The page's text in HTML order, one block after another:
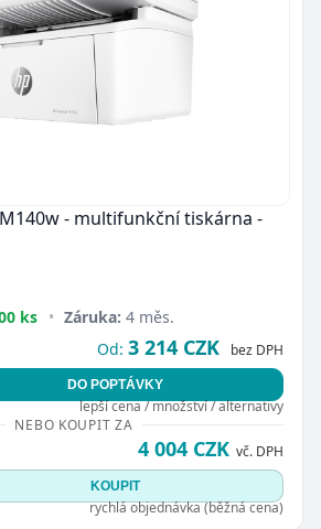
M140w - multifunkční tiskárna -
ks • Záruka: 4 měs.
Od: 3 214 CZK bez DPH
DO POPTÁVKY
lepší cena / množství / alternativy
NEBO KOUPIT ZA
4 004 CZK vč. DPH
KOUPIT
rychlá objednávka (běžná cena)